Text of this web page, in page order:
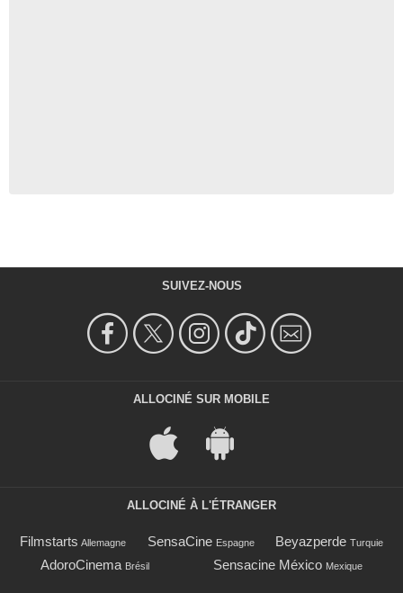
SUIVEZ-NOUS
ALLOCINÉ SUR MOBILE
ALLOCINÉ À L'ÉTRANGER
Filmstarts Allemagne SensaCine Espagne Beyazperde Turquie
AdoroCinema Brésil Sensacine México Mexique